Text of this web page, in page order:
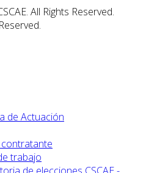
All Rights Reserved.
de Actuación
contratante
trabajo